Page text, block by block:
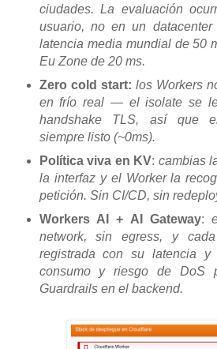
ciudades. La evaluación
usuario, no en un
latencia media mundial de 50
Eu Zone de 20 ms.
Zero cold start: los Workers
en frío real — el isolate se
handshake TLS, así que
siempre listo (~0ms).
Política viva en KV: cambias
la interfaz y el Worker la
petición. Sin CI/CD, sin
Workers AI + AI Gateway:
network, sin egress, y
registrada con su latencia y
consumo y riesgo de DoS
Guardrails en el backend.